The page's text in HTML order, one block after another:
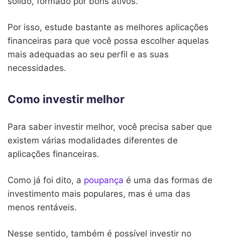
Por isso, estude bastante as melhores aplicações
financeiras para que você possa escolher aquelas
mais adequadas ao seu perfil e as suas
necessidades.
Como investir melhor
Para saber investir melhor, você precisa saber que
existem várias modalidades diferentes de
aplicações financeiras.
Como já foi dito, a poupança é uma das formas de
investimento mais populares, mas é uma das
menos rentáveis.
Nesse sentido, também é possível investir no